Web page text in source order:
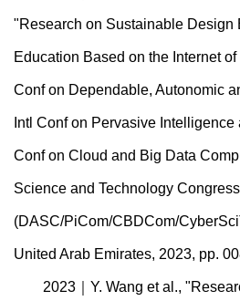
"Research on Sustainable Design
Education Based on the Internet
Conf on Dependable, Autonomic
Intl Conf on Pervasive Intelligence
Conf on Cloud and Big Data
Science and Technology Congress
(DASC/PiCom/CBDCom/
United Arab Emirates, 2023, pp.
2023｜Y. Wang et al.,